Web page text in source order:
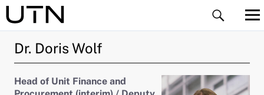
Dr. Doris Wolf
Head of Unit Finance and